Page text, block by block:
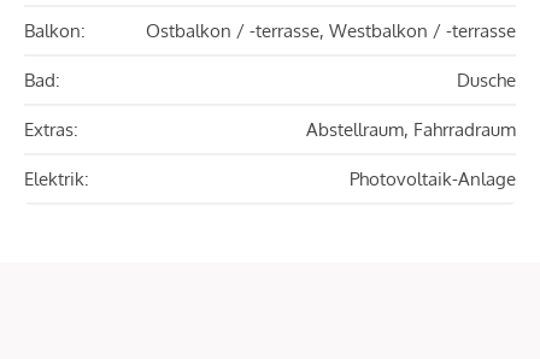
Balkon: Ostbalkon / -terrasse, Westbalkon / -terrasse
Bad: Dusche
Extras: Abstellraum, Fahrradraum
Elektrik: Photovoltaik-Anlage